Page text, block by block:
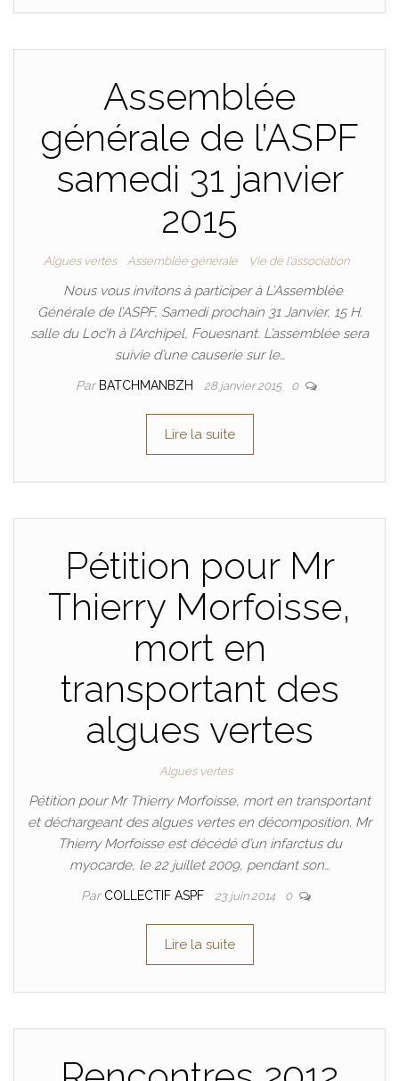
Assemblée
générale de l’ASPF
samedi 31 janvier
2015
Algues vertes Assemblée générale Vie de l'association
Nous vous invitons à participer à L’Assemblée
Générale de l’ASPF, Samedi prochain 31 Janvier, 15 H.
salle du Loc’h à l’Archipel, Fouesnant. L’assemblée sera
suivie d’une causerie sur le…
Par BATCHMANBZH 28 janvier 2015 0
Lire la suite
Pétition pour Mr
Thierry Morfoisse,
mort en
transportant des
algues vertes
Algues vertes
Pétition pour Mr Thierry Morfoisse, mort en transportant
et déchargeant des algues vertes en décomposition. Mr
Thierry Morfoisse est décédé d’un infarctus du
myocarde, le 22 juillet 2009, pendant son…
Par COLLECTIF ASPF 23 juin 2014 0
Lire la suite